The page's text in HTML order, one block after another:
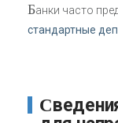
Банки часто
стандартные
Сведения об изменении адреса